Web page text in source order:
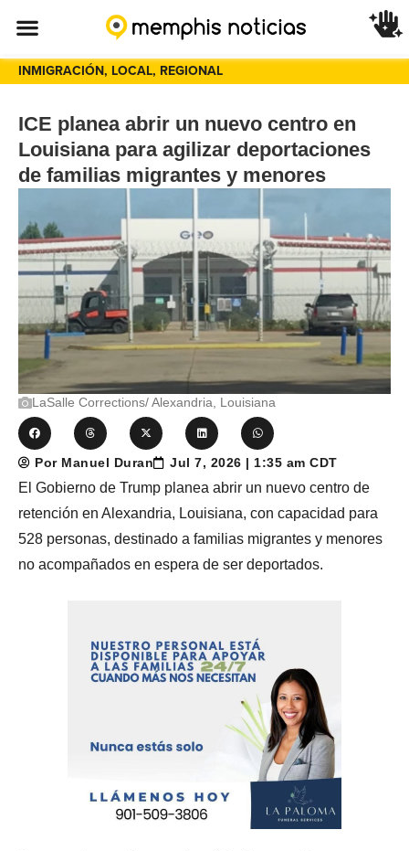
INMIGRACIÓN, LOCAL, REGIONAL
ICE planea abrir un nuevo centro en
Louisiana para agilizar deportaciones
de familias migrantes y menores
LaSalle Corrections/ Alexandria, Louisiana
Por Manuel Duran Jul 7, 2026 | 1:35 am CDT
El Gobierno de Trump planea abrir un nuevo centro de
retención en Alexandria, Louisiana, con capacidad para
528 personas, destinado a familias migrantes y menores
no acompañados en espera de ser deportados.